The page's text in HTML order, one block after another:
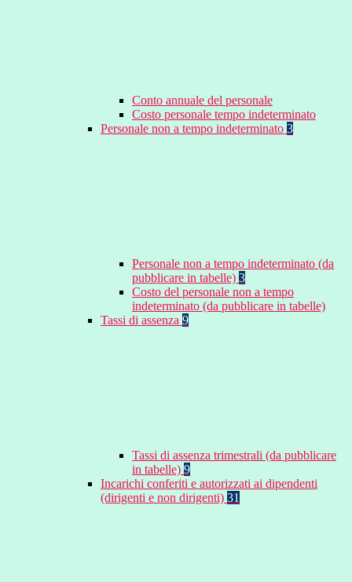
Conto annuale del personale
Costo personale tempo indeterminato
Personale non a tempo indeterminato 3
Personale non a tempo indeterminato (da
pubblicare in tabelle) 3
Costo del personale non a tempo
indeterminato (da pubblicare in tabelle)
Tassi di assenza 9
Tassi di assenza trimestrali (da pubblicare
in tabelle) 9
Incarichi conferiti e autorizzati ai dipendenti
(dirigenti e non dirigenti) 31